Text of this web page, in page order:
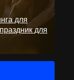
для
для